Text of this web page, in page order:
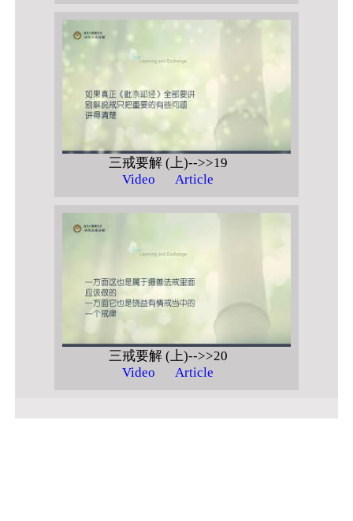
三戒要解 (上)-->>19
Video
Article
三戒要解 (上)-->>20
Video
Article